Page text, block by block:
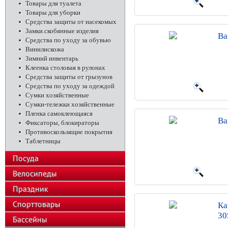
Товары для туалета
Товары для уборки
Средства защиты от насекомых
Замки.скобянные изделия
Средства по уходу за обувью
Винилискожа
Зимний инвентарь
Клеенка столовая в рулонах
Средства защиты от грызунов
Средства по уходу за одеждой
Сумки хозяйственные
Сумки-тележки хозяйственные
Пленка самоклеющаяся
Фиксаторы, блокираторы
Противоскользящие покрытия
Таблетницы
Посуда
Велосипеды
Праздник
Спорттовары
Бассейны